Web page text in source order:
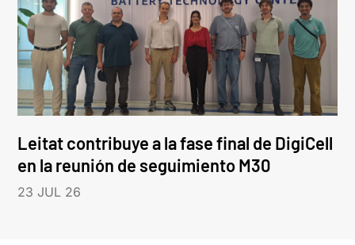
Leitat contribuye a la fase final de DigiCell
en la reunión de seguimiento M30
23 JUL 26